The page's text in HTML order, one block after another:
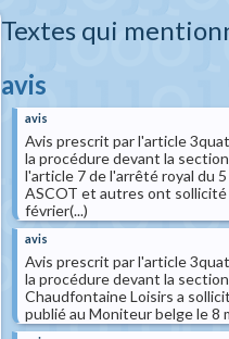
Textes qui
avis
avis
Avis prescrit par l'article
la procédure devant la
l'article 7 de l'arrêté royal du
ASCOT et autres ont
février(...)
avis
Avis prescrit par l'article
la procédure devant la
Chaudfontaine Loisirs a
publié au Moniteur belge le 8